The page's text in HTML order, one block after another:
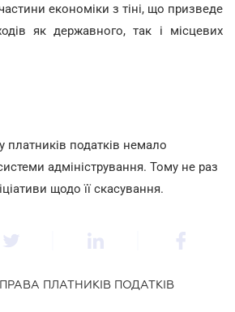
економіки з тіні, що призведе
як державного, так і місцевих
платників податків немало
адміністрування. Тому не раз
щодо її скасування.
ПРАВА ПЛАТНИКІВ ПОДАТКІВ